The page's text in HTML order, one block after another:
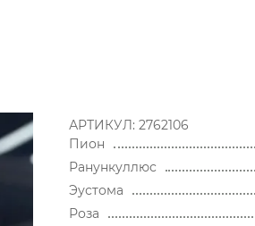
АРТИКУЛ: 2762106
Пион
Ранункуллюс
Эустома
Роза